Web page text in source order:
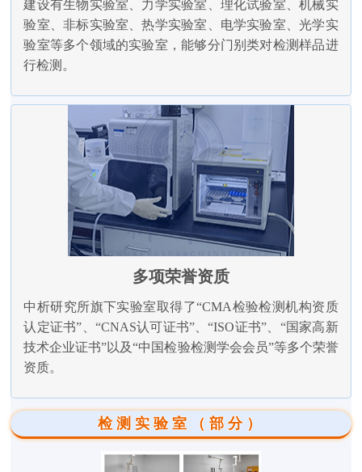
建设有生物实验室、力学实验室、理化试验室、机械实
验室、非标实验室、热学实验室、电学实验室、光学实
验室等多个领域的实验室，能够分门别类对检测样品进
行检测。
多项荣誉资质
中析研究所旗下实验室取得了“CMA检验检测机构资质
认定证书”、“CNAS认可证书”、“ISO证书”、“国家高新
技术企业证书”以及“中国检验检测学会会员”等多个荣誉
资质。
检测实验室（部分）